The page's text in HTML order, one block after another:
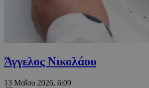
Άγγελος Νικολάου
13 Μαΐου 2026, 6:09